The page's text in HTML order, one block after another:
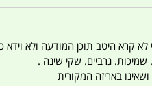
לא קרא היטב תוכן המודעה ולא
שמיכות. גרביים. שקי שינה .
באריזה המקורית